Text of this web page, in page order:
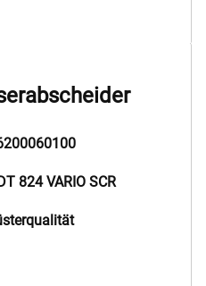
824 VARIO SCR